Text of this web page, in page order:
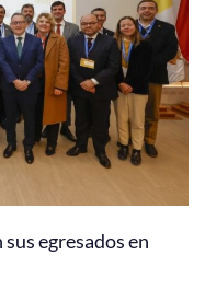
egresados en